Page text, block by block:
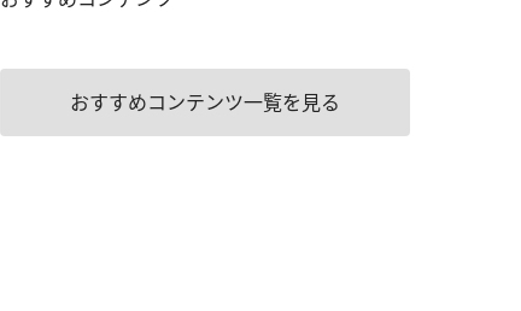
おすすめコンテンツ一覧を見る